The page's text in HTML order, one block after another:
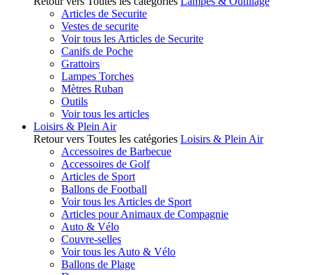
Articles de Securite
Vestes de securite
Voir tous les Articles de Securite
Canifs de Poche
Grattoirs
Lampes Torches
Mètres Ruban
Outils
Voir tous les articles
Loisirs & Plein Air
Retour vers Toutes les catégories Loisirs & Plein Air
Accessoires de Barbecue
Accessoires de Golf
Articles de Sport
Ballons de Football
Voir tous les Articles de Sport
Articles pour Animaux de Compagnie
Auto & Vélo
Couvre-selles
Voir tous les Auto & Vélo
Ballons de Plage